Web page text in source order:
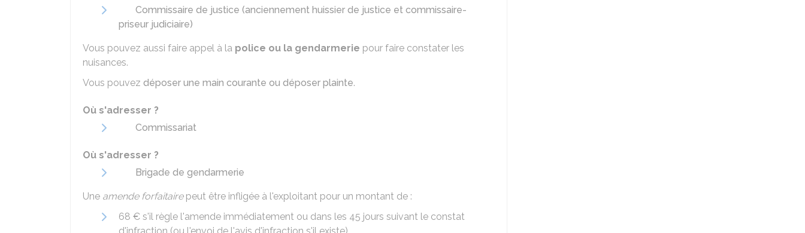
Commissaire de justice (anciennement huissier de justice et commissaire-
priseur judiciaire)
Vous pouvez aussi faire appel à la police ou la gendarmerie pour faire constater les
nuisances.
Vous pouvez déposer une main courante ou déposer plainte.
Où s'adresser ?
Commissariat
Où s'adresser ?
Brigade de gendarmerie
Une amende forfaitairepeut être infligée à l'exploitant pour un montant de :
68 € s'il règle l'amende immédiatement ou dans les 45 jours suivant le constat